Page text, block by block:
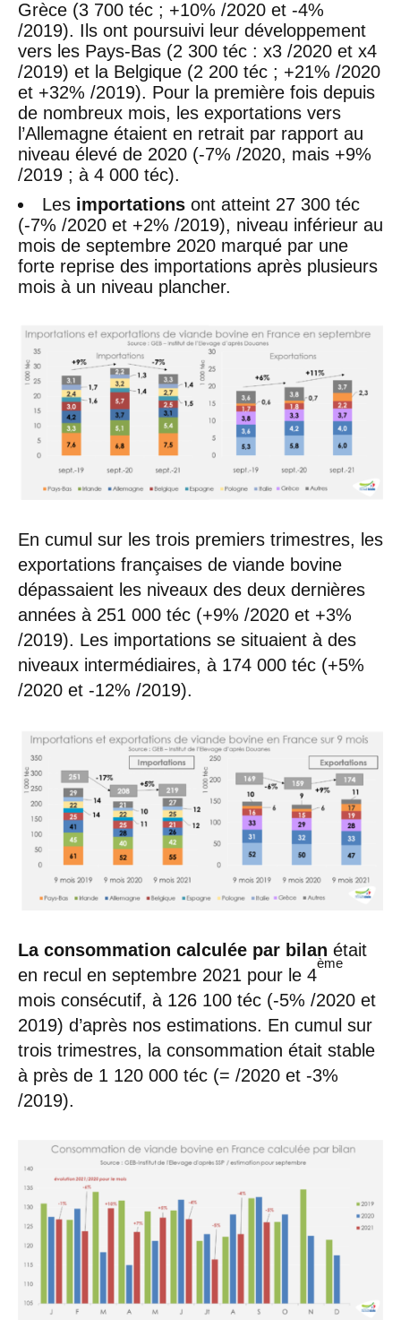
Grèce (3 700 téc ; +10% /2020 et -4%
/2019). Ils ont poursuivi leur développement
vers les Pays-Bas (2 300 téc : x3 /2020 et x4
/2019) et la Belgique (2 200 téc ; +21% /2020
et +32% /2019). Pour la première fois depuis
de nombreux mois, les exportations vers
l’Allemagne étaient en retrait par rapport au
niveau élevé de 2020 (-7% /2020, mais +9%
/2019 ; à 4 000 téc).
Les importations ont atteint 27 300 téc
(-7% /2020 et +2% /2019), niveau inférieur au
mois de septembre 2020 marqué par une
forte reprise des importations après plusieurs
mois à un niveau plancher.
En cumul sur les trois premiers trimestres, les
exportations françaises de viande bovine
dépassaient les niveaux des deux dernières
années à 251 000 téc (+9% /2020 et +3%
/2019). Les importations se situaient à des
niveaux intermédiaires, à 174 000 téc (+5%
/2020 et -12% /2019).
La consommation calculée par bilan était
en recul en septembre 2021 pour le 4
ème
mois consécutif, à 126 100 téc (-5% /2020 et
2019) d’après nos estimations. En cumul sur
trois trimestres, la consommation était stable
à près de 1 120 000 téc (= /2020 et -3%
/2019).